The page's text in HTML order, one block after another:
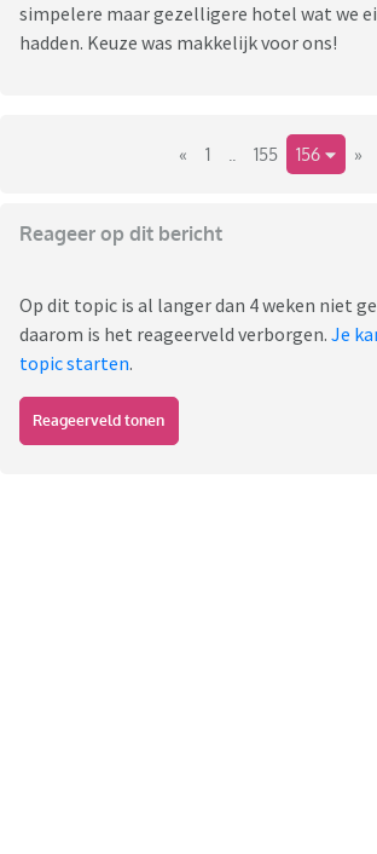
simpelere maar gezelligere hotel wat we
hadden. Keuze was makkelijk voor ons!
« 1 155 156 »
Reageer op dit bericht
Op dit topic is al langer dan 4 weken niet
daarom is het reageerveld verborgen. Je
topic starten.
Reageerveld tonen